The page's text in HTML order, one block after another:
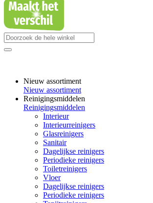
Nieuw assortiment
Nieuw assortiment
Reinigingsmiddelen
Reinigingsmiddelen
Interieur
Interieurreinigers
Glasreinigers
Sanitair
Dagelijkse reinigers
Periodieke reinigers
Toiletreinigers
Vloer
Dagelijkse reinigers
Periodieke reinigers